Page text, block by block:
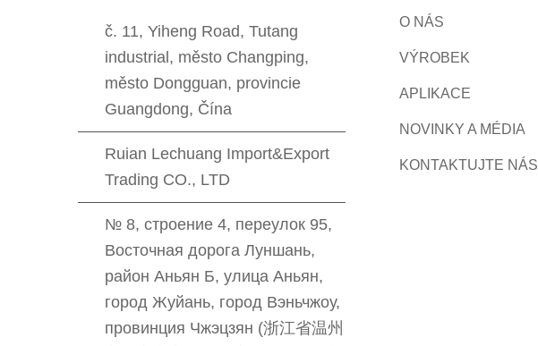
č. 11, Yiheng Road, Tutang
industrial, město Changping,
město Dongguan, provincie
Guangdong, Čína
Ruian Lechuang Import&Export
Trading CO., LTD
№ 8, строение 4, переулок 95,
Восточная дорога Луншань,
район Аньян Б, улица Аньян,
город Жуйань, город Вэньчжоу,
провинция Чжэцзян (浙江省温州
O NÁS
VÝROBEK
APLIKACE
NOVINKY A MÉDIA
KONTAKTUJTE NÁS